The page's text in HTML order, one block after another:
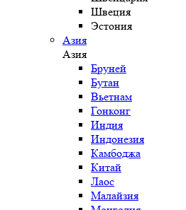
Швеция
Эстония
Азия
Азия
Бруней
Бутан
Вьетнам
Гонконг
Индия
Индонезия
Камбоджа
Китай
Лаос
Малайзия